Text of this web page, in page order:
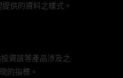
供的資料之樣式。
資該等產品涉及之
的指標。